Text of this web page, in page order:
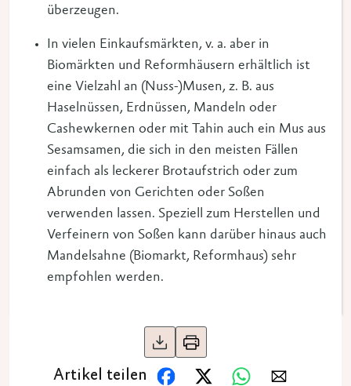
überzeugen.
In vielen Einkaufsmärkten, v. a. aber in
Biomärkten und Reformhäusern erhältlich ist
eine Vielzahl an (Nuss-)Musen, z. B. aus
Haselnüssen, Erdnüssen, Mandeln oder
Cashewkernen oder mit Tahin auch ein Mus aus
Sesamsamen, die sich in den meisten Fällen
einfach als leckerer Brotaufstrich oder zum
Abrunden von Gerichten oder Soßen
verwenden lassen. Speziell zum Herstellen und
Verfeinern von Soßen kann darüber hinaus auch
Mandelsahne (Biomarkt, Reformhaus) sehr
empfohlen werden.
Artikel teilen